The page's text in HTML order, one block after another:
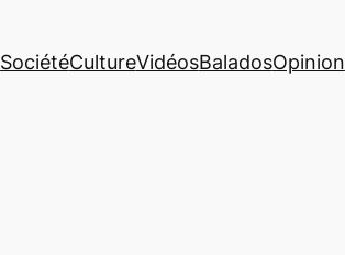
SociétéCultureVidéosBaladosOpinion